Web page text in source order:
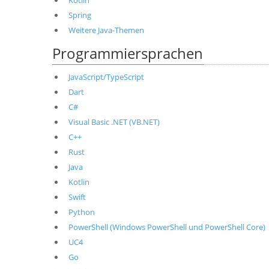
Spring
Weitere Java-Themen
Programmiersprachen
JavaScript/TypeScript
Dart
C#
Visual Basic .NET (VB.NET)
C++
Rust
Java
Kotlin
Swift
Python
PowerShell (Windows PowerShell und PowerShell Core)
UC4
Go